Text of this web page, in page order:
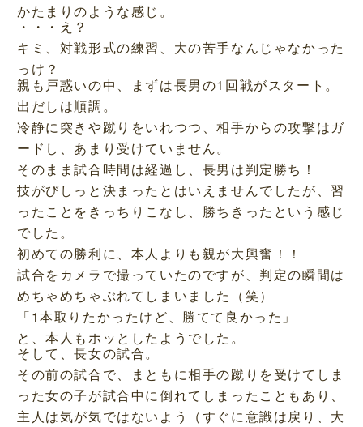
かたまりのような感じ。
・・・え？
キミ、対戦形式の練習、大の苦手なんじゃなかった
っけ？
親も戸惑いの中、まずは長男の1回戦がスタート。
出だしは順調。
冷静に突きや蹴りをいれつつ、相手からの攻撃はガ
ードし、あまり受けていません。
そのまま試合時間は経過し、長男は判定勝ち！
技がびしっと決まったとはいえませんでしたが、習
ったことをきっちりこなし、勝ちきったという感じ
でした。
初めての勝利に、本人よりも親が大興奮！！
試合をカメラで撮っていたのですが、判定の瞬間は
めちゃめちゃぶれてしまいました（笑）
「1本取りたかったけど、勝てて良かった」
と、本人もホッとしたようでした。
そして、長女の試合。
その前の試合で、まともに相手の蹴りを受けてしま
った女の子が試合中に倒れてしまったこともあり、
主人は気が気ではないよう（すぐに意識は戻り、大